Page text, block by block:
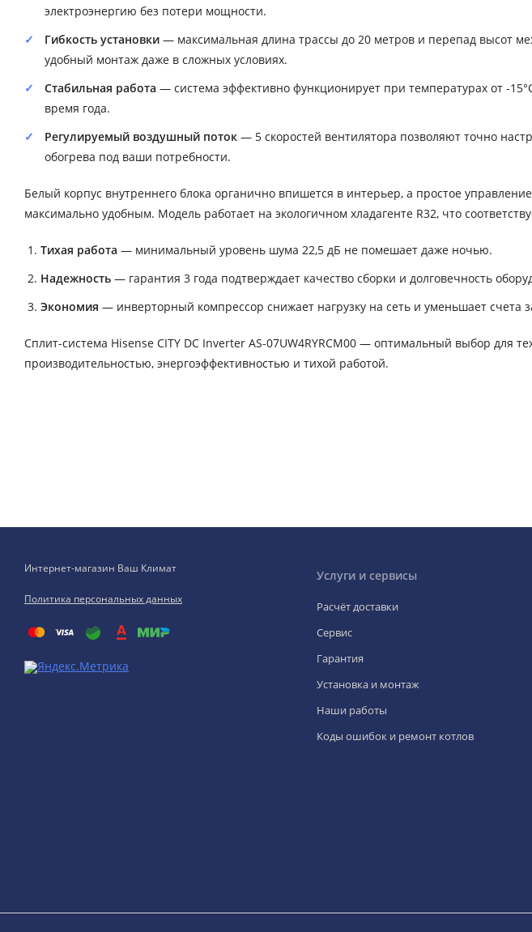
электроэнергию без потери мощности.
Гибкость установки — максимальная длина трассы до 20 метров и перепад высот
удобный монтаж даже в сложных условиях.
Стабильная работа — система эффективно функционирует при температурах от -
время года.
Регулируемый воздушный поток — 5 скоростей вентилятора позволяют точно
обогрева под ваши потребности.
Белый корпус внутреннего блока органично впишется в интерьер, а простое
максимально удобным. Модель работает на экологичном хладагенте R32, что
Тихая работа — минимальный уровень шума 22,5 дБ не помешает даже ночью.
Надежность — гарантия 3 года подтверждает качество сборки и долговечность
Экономия — инверторный компрессор снижает нагрузку на сеть и уменьшает счета
Сплит-система Hisense CITY DC Inverter AS-07UW4RYRCM00 — оптимальный выбор для
производительностью, энергоэффективностью и тихой работой.
Интернет-магазин Ваш Климат
Политика персональных данных
Услуги и сервисы
Расчёт доставки
Сервис
Гарантия
Установка и монтаж
Наши работы
Коды ошибок и ремонт котлов